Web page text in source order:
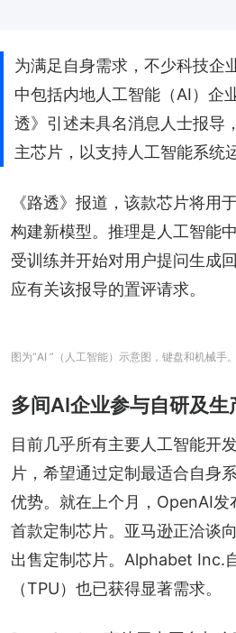
为满足自身需求，不少科技企
中包括内地人工智能（AI）企
透》引述未具名消息人士报导
主芯片，以支持人工智能系统
《路透》报道，该款芯片将用
构建新模型。推理是人工智能
受训练并开始对用户提问生成
应有关该报导的置评请求。
图为“AI ”（人工智能）示意图，键盘和机械手
多间AI企业参与自研及生
目前几乎所有主要人工智能开
片，希望通过定制最适合自身
优势。就在上个月，OpenAI发
首款定制芯片。亚马逊正洽谈
出售定制芯片。Alphabet Inc.
（TPU）也已获得显著需求。